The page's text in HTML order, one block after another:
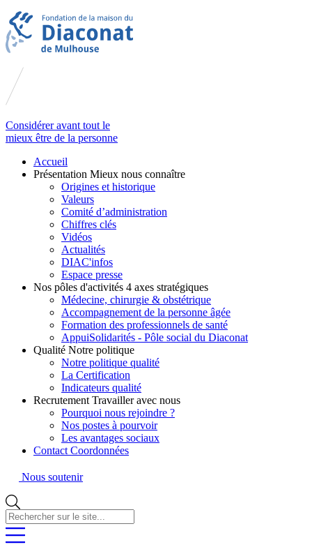
Considérer avant tout le
mieux être de la personne
Accueil
Présentation Mieux nous connaître
Origines et historique
Valeurs
Comité d’administration
Chiffres clés
Vidéos
Actualités
DIAC'infos
Espace presse
Nos pôles d'activités 4 axes stratégiques
Médecine, chirurgie & obstétrique
Accompagnement de la personne âgée
Formation des professionnels de santé
AppuiSolidarités - Pôle social du Diaconat
Qualité Notre politique
Notre politique qualité
La Certification
Indicateurs qualité
Recrutement Travailler avec nous
Pourquoi nous rejoindre ?
Nos postes à pourvoir
Les avantages sociaux
Contact Coordonnées
Nous soutenir
Rechercher
sur
le